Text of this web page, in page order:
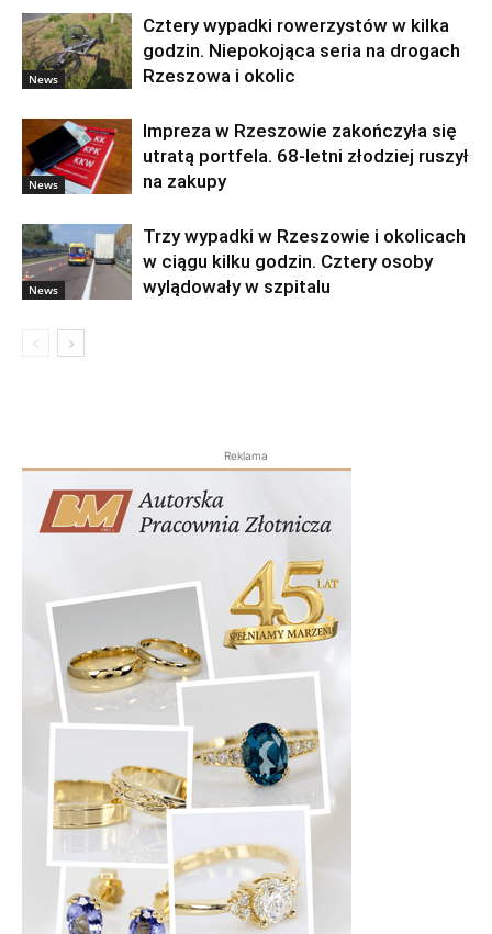
News
Cztery wypadki rowerzystów w kilka
godzin. Niepokojąca seria na drogach
Rzeszowa i okolic
News
Impreza w Rzeszowie zakończyła się
utratą portfela. 68-letni złodziej ruszył
na zakupy
News
Trzy wypadki w Rzeszowie i okolicach
w ciągu kilku godzin. Cztery osoby
wylądowały w szpitalu
Reklama